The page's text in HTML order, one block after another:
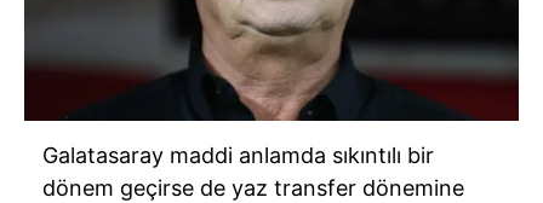
Galatasaray maddi anlamda sıkıntılı bir
dönem geçirse de yaz transfer dönemine